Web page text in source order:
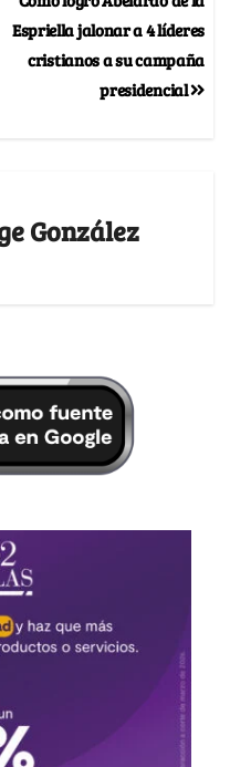
Espriella jalonar a 4 líderes
cristianos a su campaña
presidencial
González